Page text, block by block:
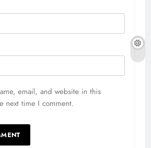
email, and website in this
next time I comment.